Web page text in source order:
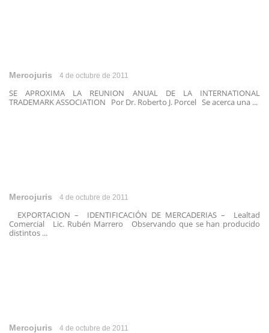
Mercojuris 4 de octubre de 2011
SE APROXIMA LA REUNION ANUAL DE LA INTERNATIONAL
TRADEMARK ASSOCIATION Por Dr. Roberto J. Porcel Se acerca una ...
Mercojuris 4 de octubre de 2011
EXPORTACION – IDENTIFICACIÓN DE MERCADERIAS – Lealtad
Comercial Lic. Rubén Marrero Observando que se han producido
distintos ...
Mercojuris 4 de octubre de 2011